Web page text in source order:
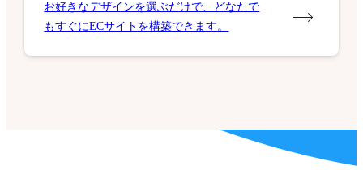
お好きなデザインを選ぶだけで、どなたで
もすぐにECサイトを構築できます。